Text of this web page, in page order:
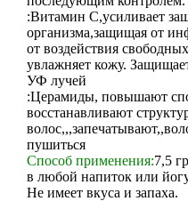
:Витамин С,усиливает
организма,защищая от
от воздействия
увлажняет кожу.
УФ лучей
:Церамиды, повышают
восстанавливают
пушиться
Способ применения:7,5
в любой напиток или
Не имеет вкуса и запаха.